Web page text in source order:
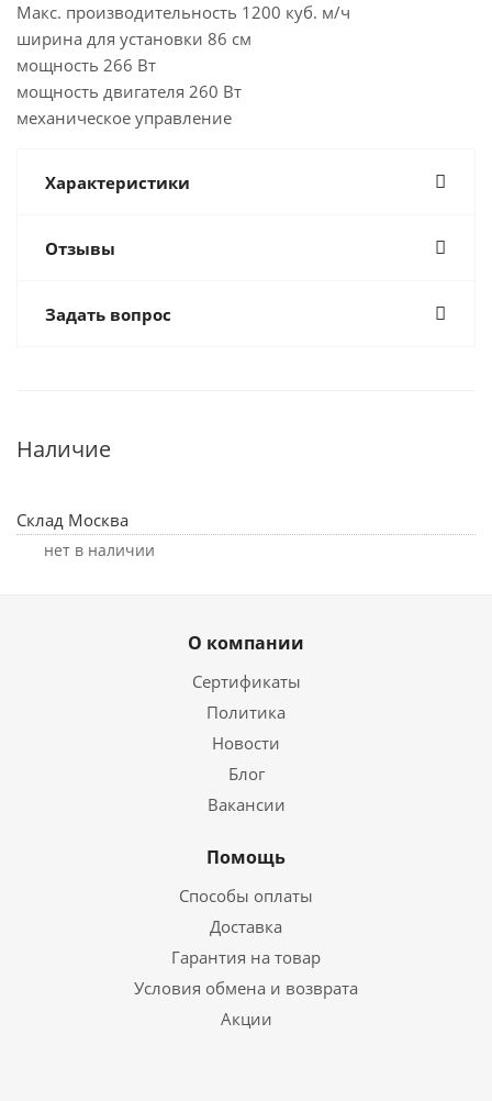
Макс. производительность 1200 куб. м/ч
ширина для установки 86 см
мощность 266 Вт
мощность двигателя 260 Вт
механическое управление
Характеристики
Отзывы
Задать вопрос
Наличие
Склад Москва
Нет в наличии
О компании
Сертификаты
Политика
Новости
Блог
Вакансии
Помощь
Способы оплаты
Доставка
Гарантия на товар
Условия обмена и возврата
Акции